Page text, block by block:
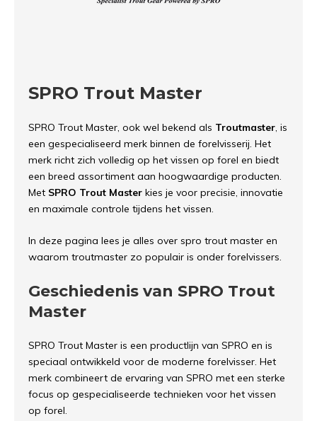
SPRO Trout Master
SPRO Trout Master, ook wel bekend als Troutmaster, is
een gespecialiseerd merk binnen de forelvisserij. Het
merk richt zich volledig op het vissen op forel en biedt
een breed assortiment aan hoogwaardige producten.
Met SPRO Trout Master kies je voor precisie, innovatie
en maximale controle tijdens het vissen.
In deze pagina lees je alles over spro trout master en
waarom troutmaster zo populair is onder forelvissers.
Geschiedenis van SPRO Trout
Master
SPRO Trout Master is een productlijn van SPRO en is
speciaal ontwikkeld voor de moderne forelvisser. Het
merk combineert de ervaring van SPRO met een sterke
focus op gespecialiseerde technieken voor het vissen
op forel.